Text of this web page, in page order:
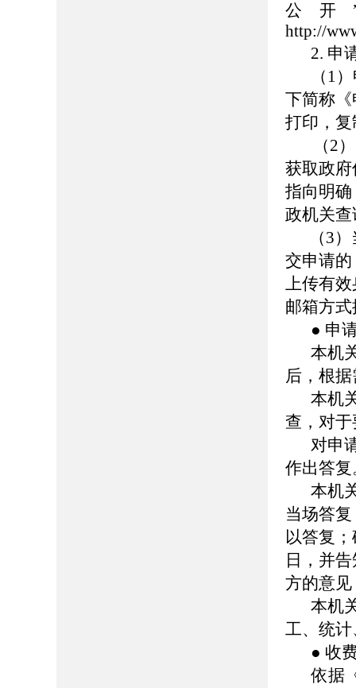
公开
http://
2. 申
（1
下简称
打印，
（2）
获取政
指向明
政机关
（3）
交申请
上传有
邮箱方
● 申
本机
后，根
本机
查，对
对申
作出答复
本机
当场答
以答复
日，并
方的意
本机
工、统
● 收
依据